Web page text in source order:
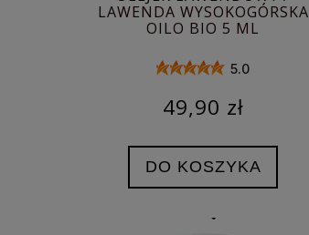
LAWENDA WYSOKOGÓRSKA
OILO BIO 5 ML
5.0
49,90 zł
DO KOSZYKA